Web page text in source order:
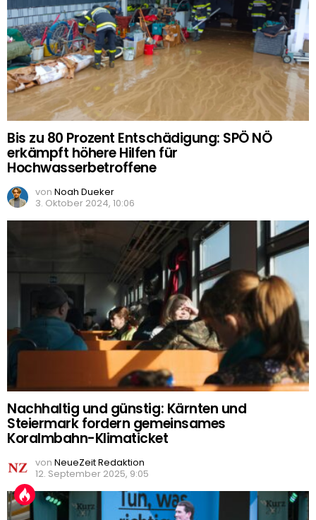
Bis zu 80 Prozent Entschädigung: SPÖ NÖ
erkämpft höhere Hilfen für
Hochwasserbetroffene
von Noah Dueker
3. Oktober 2024, 10:06
Nachhaltig und günstig: Kärnten und
Steiermark fordern gemeinsames
Koralmbahn-Klimaticket
von NeueZeit Redaktion
12. September 2025, 9:05